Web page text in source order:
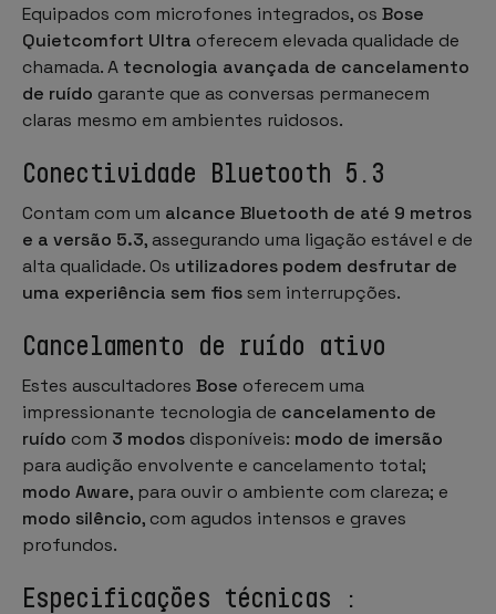
Equipados com microfones integrados, os Bose
Quietcomfort Ultra oferecem elevada qualidade de
chamada. A tecnologia avançada de cancelamento
de ruído garante que as conversas permanecem
claras mesmo em ambientes ruidosos.
Conectividade Bluetooth 5.3
Contam com um alcance Bluetooth de até 9 metros
e a versão 5.3, assegurando uma ligação estável e de
alta qualidade. Os utilizadores podem desfrutar de
uma experiência sem fiossem interrupções.
Cancelamento de ruído ativo
Estes auscultadores Bose oferecem uma
impressionante tecnologia de cancelamento de
ruído com 3 modos disponíveis: modo de imersão
para audição envolvente e cancelamento total;
modo Aware, para ouvir o ambiente com clareza; e
modo silêncio, com agudos intensos e graves
profundos.
Especificações técnicas :